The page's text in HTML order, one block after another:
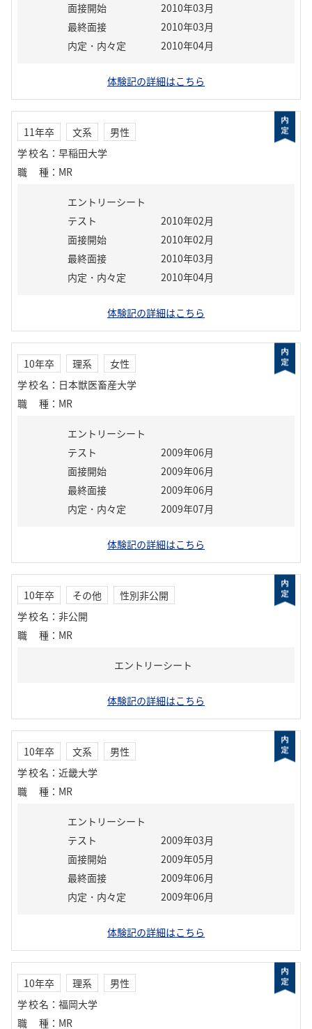
面接開始
2010年03月
最終面接
2010年03月
内定・内々定
2010年04月
体験記の詳細はこちら
11年卒 文系
男性
学校名 ： 早稲田大学
職種 ： MR
エントリーシート
テスト
2010年02月
面接開始
2010年02月
最終面接
2010年03月
内定・内々定
2010年04月
体験記の詳細はこちら
10年卒 理系
女性
学校名 ： 日本獣医畜産大学
職種 ： MR
エントリーシート
テスト
2009年06月
面接開始
2009年06月
最終面接
2009年06月
内定・内々定
2009年07月
体験記の詳細はこちら
10年卒 その他
性別非公開
学校名 ： 非公開
職種 ： MR
エントリーシート
体験記の詳細はこちら
10年卒 文系
男性
学校名 ： 近畿大学
職種 ： MR
エントリーシート
テスト
2009年03月
面接開始
2009年05月
最終面接
2009年06月
内定・内々定
2009年06月
体験記の詳細はこちら
10年卒 理系
男性
学校名 ： 福岡大学
職種 ： MR